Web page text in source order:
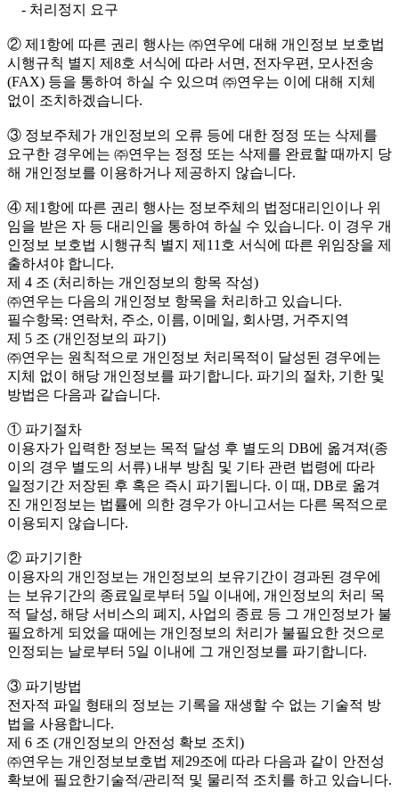
- 처리정지 요구
② 제1항에 따른 권리 행사는 ㈜연우에 대해 개인정보 보호법
시행규칙 별지 제8호 서식에 따라 서면, 전자우편, 모사전송
(FAX) 등을 통하여 하실 수 있으며 ㈜연우는 이에 대해 지체
없이 조치하겠습니다.
③ 정보주체가 개인정보의 오류 등에 대한 정정 또는 삭제를
요구한 경우에는 ㈜연우는 정정 또는 삭제를 완료할 때까지 당
해 개인정보를 이용하거나 제공하지 않습니다.
④ 제1항에 따른 권리 행사는 정보주체의 법정대리인이나 위
임을 받은 자 등 대리인을 통하여 하실 수 있습니다. 이 경우 개
인정보 보호법 시행규칙 별지 제11호 서식에 따른 위임장을 제
출하셔야 합니다.
제 4 조 (처리하는 개인정보의 항목 작성)
㈜연우는 다음의 개인정보 항목을 처리하고 있습니다.
필수항목: 연락처, 주소, 이름, 이메일, 회사명, 거주지역
제 5 조 (개인정보의 파기)
㈜연우는 원칙적으로 개인정보 처리목적이 달성된 경우에는
지체 없이 해당 개인정보를 파기합니다. 파기의 절차, 기한 및
방법은 다음과 같습니다.
① 파기절차
이용자가 입력한 정보는 목적 달성 후 별도의 DB에 옮겨져(종
이의 경우 별도의 서류) 내부 방침 및 기타 관련 법령에 따라
일정기간 저장된 후 혹은 즉시 파기됩니다. 이 때, DB로 옮겨
진 개인정보는 법률에 의한 경우가 아니고서는 다른 목적으로
이용되지 않습니다.
② 파기기한
이용자의 개인정보는 개인정보의 보유기간이 경과된 경우에
는 보유기간의 종료일로부터 5일 이내에, 개인정보의 처리 목
적 달성, 해당 서비스의 폐지, 사업의 종료 등 그 개인정보가 불
필요하게 되었을 때에는 개인정보의 처리가 불필요한 것으로
인정되는 날로부터 5일 이내에 그 개인정보를 파기합니다.
③ 파기방법
전자적 파일 형태의 정보는 기록을 재생할 수 없는 기술적 방
법을 사용합니다.
제 6 조 (개인정보의 안전성 확보 조치)
㈜연우는 개인정보보호법 제29조에 따라 다음과 같이 안전성
확보에 필요한기술적/관리적 및 물리적 조치를 하고 있습니다.